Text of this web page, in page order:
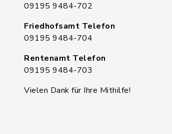
09195 9484-702
Friedhofsamt Telefon
09195 9484-704
Rentenamt Telefon
09195 9484-703
Vielen Dank für Ihre Mithilfe!